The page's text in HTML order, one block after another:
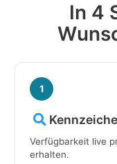
In 4
1
Verfügbarkeit live
erhalten.